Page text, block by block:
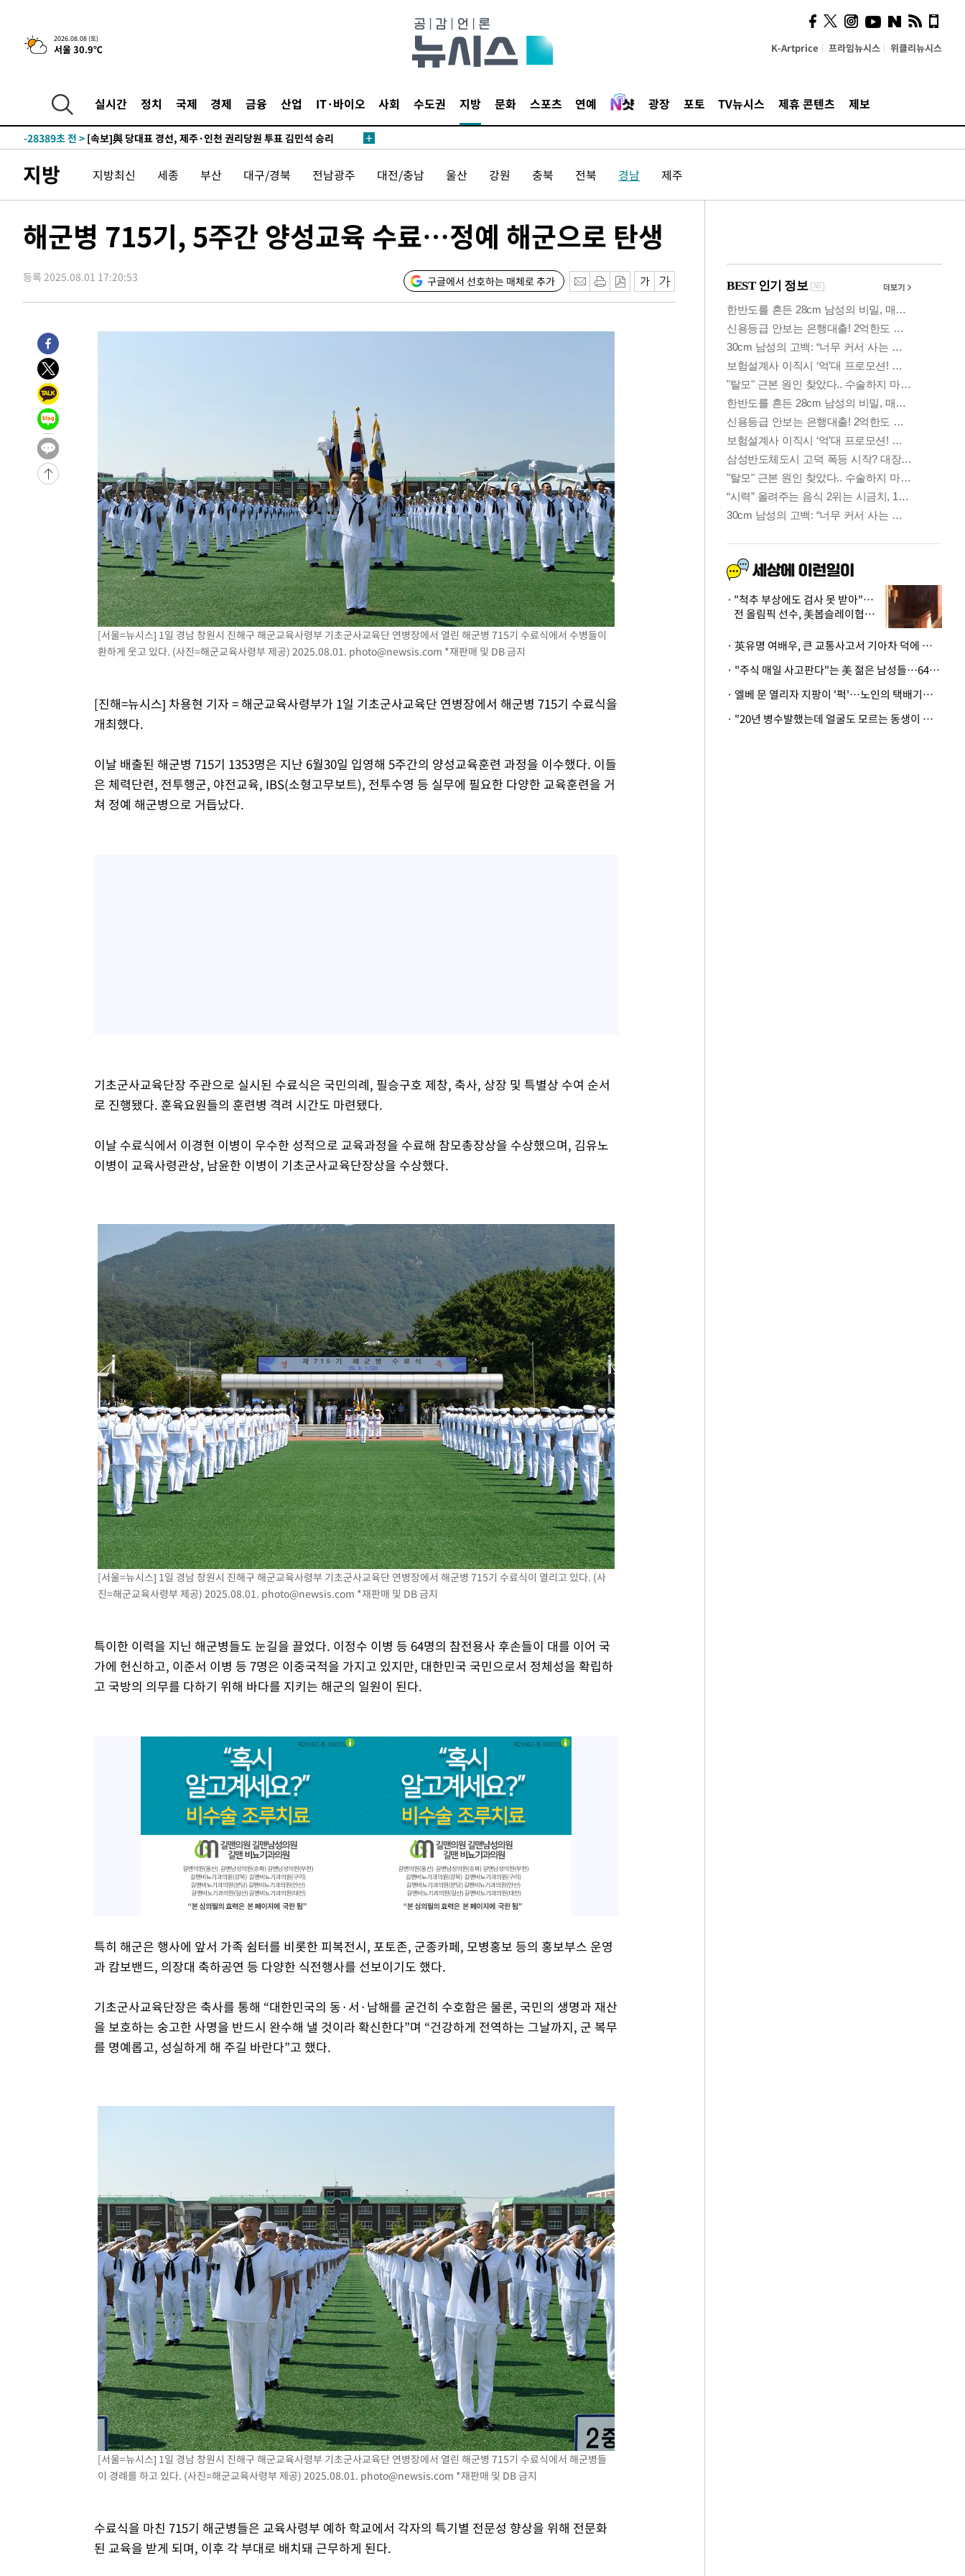
2026.08.08 (토)
서울 30.9℃ K-Artprice 프라임뉴시스 위클리뉴시스
실시간 정치 국제 경제 금융 산업 IT·바이오 사회 수도권 지방 문화 스포츠 연예 광장 포토 TV뉴시스 제휴 콘텐츠 제보
6시간 전 >[속보]뉴욕증시 상승 마감…S&P 0.6% 나스닥 1.3%↑
-29685초 전 >[속보]與최고위원 제주·인천 순회경선…박선원·최민희·서미화·
청래 44.56%
-28920초 전 >
[속보]與 대표 경선 제주·인천 당원투표…金 47.75%·鄭
42.08%·宋 10.17%
-28454초 전 >
것"
-28389초 전 > [속보]與 당대표 경선, 제주·인천 권리당원 투표 김민석 승리
-21433초 전 >
[속보]이강인 "감독님이 원하는 마음 느꼈고, 많은 트로피 원해 아
-21215초 전 >수도권 40도 육박 '펄펄'…동해안 일부 지역엔 호의주의보
-14129초 전 >강릉에 시간당 81.4㎜ 물폭탄…도로 잠기고 담벼락 붕괴
-7946초 전 >선재도서 해루질 나섰다 실종 60대, 닷새 만에 숨진 채 발견
-5480초 전 >남자 농구, 나고야 아시안게임서 '홈팀' 일본과 한일전
-1083초 전 >
주 날씨]
31분 전 >
56분 전 >
4시간 전 >
6시간 전 >
-29685초 전 >
[속보]與최고위원 제주·인천 순회경선…박선원·최민희·서미화·
한민수·김용 순
-29638초 전 >
[속보]김민석, 與 전대 당원투표 누적 득표율 45.42%로 1위… 정
청래 44.56%
-28920초 전 >
[속보]與 대표 경선 제주·인천 당원투표…金 47.75%·鄭
42.08%·宋 10.17%이강인 "아틀레티코 이적 기뻐…등번호 7번 의미보단 팀 위해 뛸
[속보]與 당대표 경선, 제주·인천 권리당원 투표 김민석 승리
낮 최고 35도 '무더위'…동해안 시간당 30㎜ '강한 비'[내일날씨]
[속보]이강인 "감독님이 원하는 마음 느꼈고, 많은 트로피 원해 아
수도권 40도 육박 '펄펄'…동해안 일부 지역엔 호의주의보
온열질환 사망자 3명 늘어…누적 환자 3000명 돌파
강릉에 시간당 81.4㎜ 물폭탄…도로 잠기고 담벼락 붕괴
백운산서 80년근 천종산삼 9뿌리 발견…감정가 1.3억원
선재도서 해루질 나섰다 실종 60대, 닷새 만에 숨진 채 발견
여수 오동도 해상서 모터보트 전복…1명 사망·1명 실종
극한폭염 한풀 꺾이지만…'낮 최고 35도' 무더위, 열대야 계속[다음
[속보]'압수수색·성접대 논란' 축구협회 "실망과 걱정 안겨드려 죄송"
'최고 37도' 폭염 지속…강원동해안 최대 150㎜ 비
[속보]뉴욕증시 상승 마감…S&P 0.6% 나스닥 1.3%↑
지방 지방최신 세종 부산 대구/경북 전남광주 대전/충남 울산 강원 충북 전북 경남 제주
해군병 715기, 5주간 양성교육 수료…정예 해군으로 탄생
등록 2025.08.01 17:20:53 구글에서 선호하는 매체로 추가
[서울=뉴시스] 1일 경남 창원시 진해구 해군교육사령부 기초군사교육단 연병장에서 열린 해군병 715기 수료식에서 수병들이
환하게 웃고 있다. (사진=해군교육사령부 제공) 2025.08.01. photo@newsis.com *재판매 및 DB 금지
[진해=뉴시스] 차용현 기자 = 해군교육사령부가 1일 기초군사교육단 연병장에서 해군병 715기 수료식을
개최했다.
이날 배출된 해군병 715기 1353명은 지난 6월30일 입영해 5주간의 양성교육훈련 과정을 이수했다. 이들
은 체력단련, 전투행군, 야전교육, IBS(소형고무보트), 전투수영 등 실무에 필요한 다양한 교육훈련을 거
쳐 정예 해군병으로 거듭났다.
기초군사교육단장 주관으로 실시된 수료식은 국민의례, 필승구호 제창, 축사, 상장 및 특별상 수여 순서
로 진행됐다. 훈육요원들의 훈련병 격려 시간도 마련됐다.
이날 수료식에서 이경현 이병이 우수한 성적으로 교육과정을 수료해 참모총장상을 수상했으며, 김유노
이병이 교육사령관상, 남윤한 이병이 기초군사교육단장상을 수상했다.
[서울=뉴시스] 1일 경남 창원시 진해구 해군교육사령부 기초군사교육단 연병장에서 해군병 715기 수료식이 열리고 있다. (사
진=해군교육사령부 제공) 2025.08.01. photo@newsis.com *재판매 및 DB 금지
특이한 이력을 지닌 해군병들도 눈길을 끌었다. 이정수 이병 등 64명의 참전용사 후손들이 대를 이어 국
가에 헌신하고, 이준서 이병 등 7명은 이중국적을 가지고 있지만, 대한민국 국민으로서 정체성을 확립하
고 국방의 의무를 다하기 위해 바다를 지키는 해군의 일원이 된다.
특히 해군은 행사에 앞서 가족 쉼터를 비롯한 피복전시, 포토존, 군종카페, 모병홍보 등의 홍보부스 운영
과 캄보밴드, 의장대 축하공연 등 다양한 식전행사를 선보이기도 했다.
기초군사교육단장은 축사를 통해 “대한민국의 동·서·남해를 굳건히 수호함은 물론, 국민의 생명과 재산
을 보호하는 숭고한 사명을 반드시 완수해 낼 것이라 확신한다”며 “건강하게 전역하는 그날까지, 군 복무
를 명예롭고, 성실하게 해 주길 바란다”고 했다.
[서울=뉴시스] 1일 경남 창원시 진해구 해군교육사령부 기초군사교육단 연병장에서 열린 해군병 715기 수료식에서 해군병들
이 경례를 하고 있다. (사진=해군교육사령부 제공) 2025.08.01. photo@newsis.com *재판매 및 DB 금지
수료식을 마친 715기 해군병들은 교육사령부 예하 학교에서 각자의 특기별 전문성 향상을 위해 전문화
된 교육을 받게 되며, 이후 각 부대로 배치돼 근무하게 된다.
사이 해답 찾았죠"…알을
깨고 나온 '초자아'
"척추 부상에도 검사 못 받아"…
전 올림픽 선수, 美봅슬레이협회
· 英유명 여배우, 큰 교통사고서 기아차 덕에 살았다
· "주식 매일 사고판다"는 美 젊은 남성들…64%가 "나는 인생의 패배자“
· 엘베 문 열리자 지팡이 '퍽'…노인의 택배기사 폭행 이유
· "20년 병수발했는데 얼굴도 모르는 동생이 유산 절반을"…배다른 형제 상속권 있을까